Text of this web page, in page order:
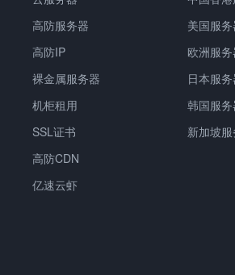
高防服务器
高防IP
裸金属服务器
机柜租用
SSL证书
高防CDN
亿速云虾
美国服务
欧洲服务
日本服务
韩国服务
新加坡